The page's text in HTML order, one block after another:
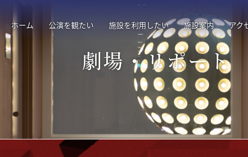
ホーム 公演を観たい 施設を利用したい 施設案内 アク
劇場・リポート